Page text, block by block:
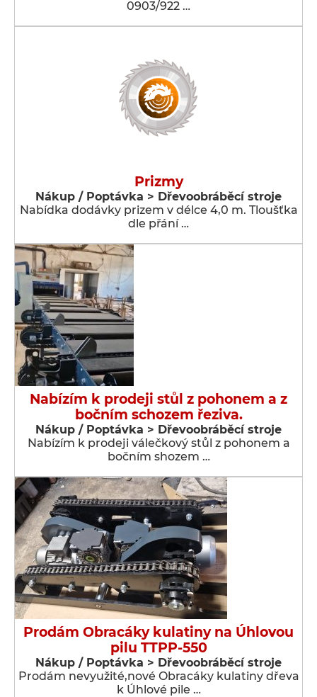
0903/922 …
Prizmy
Nákup / Poptávka > Dřevoobráběcí stroje
Nabídka dodávky prizem v délce 4,0 m. Tloušťka
dle přání …
Nabízím k prodeji stůl z pohonem a z
bočním schozem řeziva.
Nákup / Poptávka > Dřevoobráběcí stroje
Nabízím k prodeji válečkový stůl z pohonem a
bočním shozem …
Prodám Obracáky kulatiny na Úhlovou
pilu TTPP-550
Nákup / Poptávka > Dřevoobráběcí stroje
Prodám nevyužité,nové Obracáky kulatiny dřeva
k Úhlové pile …